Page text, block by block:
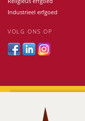
Industrieel erfgoed
VOLG ONS OP